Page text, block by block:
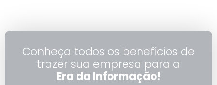
Conheça todos os benefícios de
trazer sua empresa para a
Era da Informação!